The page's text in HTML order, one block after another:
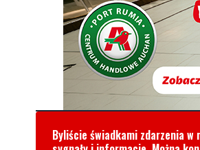
Byliście świadkami zdarzenia w